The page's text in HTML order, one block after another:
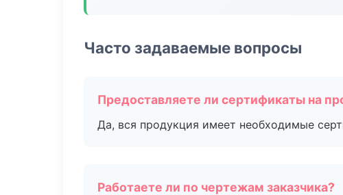
Часто задаваемые вопросы
Предоставляете ли сертификаты на
Да, вся продукция имеет необходимые
Работаете ли по чертежам заказчика?